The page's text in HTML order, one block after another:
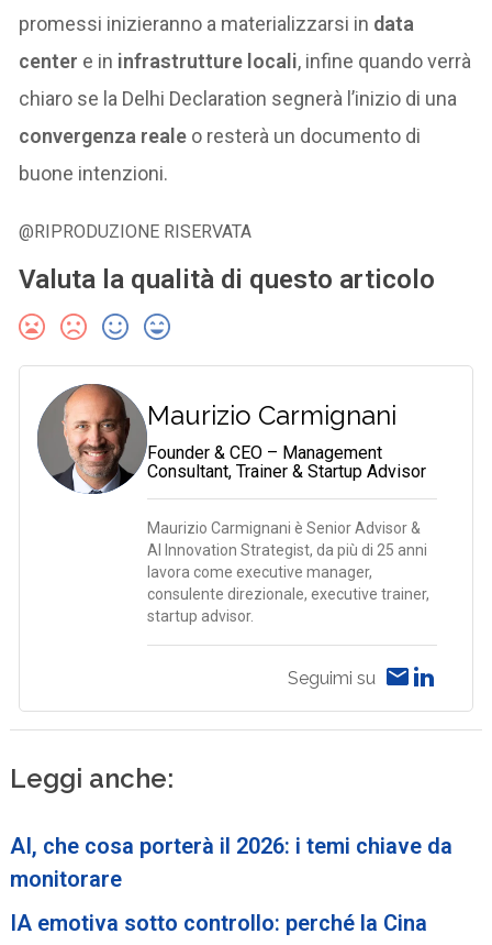
promessi inizieranno a materializzarsi in data
center e in infrastrutture locali, infine quando verrà
chiaro se la Delhi Declaration segnerà l’inizio di una
convergenza reale o resterà un documento di
buone intenzioni.
@RIPRODUZIONE RISERVATA
Valuta la qualità di questo articolo
Maurizio Carmignani
Founder & CEO – Management
Consultant, Trainer & Startup Advisor
Maurizio Carmignani è Senior Advisor &
AI Innovation Strategist, da più di 25 anni
lavora come executive manager,
consulente direzionale, executive trainer,
startup advisor.
Seguimi su
Leggi anche:
AI, che cosa porterà il 2026: i temi chiave da
monitorare
IA emotiva sotto controllo: perché la Cina